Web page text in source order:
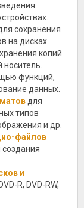
сохранения
на дисках.
копий
функций,
данных.
для
типов
и др.
файлов
создания
и
R, DVD-RW,